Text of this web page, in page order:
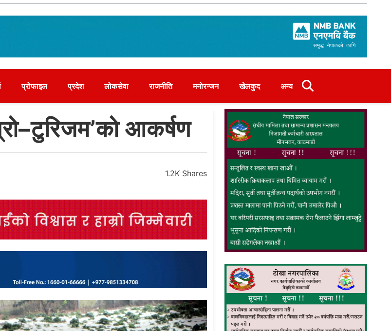
प्रोफाइल प्रदेश लोकसेवा राजनीति मनोरन्जन खेलकुद अन्य
आकर्षण
1.2K Shares